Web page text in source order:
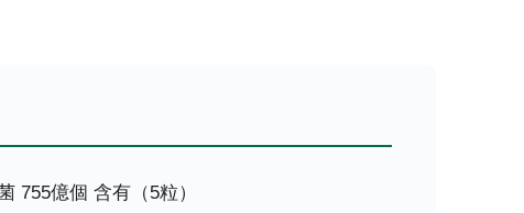
755億個 含有（5粒）